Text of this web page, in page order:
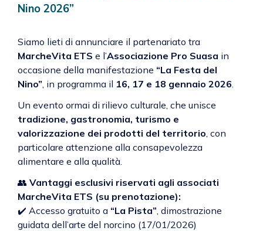
Nino 2026”
Siamo lieti di annunciare il partenariato tra
MarcheVita ETS e l’Associazione Pro Suasa in
occasione della manifestazione “La Festa del
Nino”, in programma il 16, 17 e 18 gennaio 2026.
Un evento ormai di rilievo culturale, che unisce
tradizione, gastronomia, turismo e
valorizzazione dei prodotti del territorio, con
particolare attenzione alla consapevolezza
alimentare e alla qualità.
👥 Vantaggi esclusivi riservati agli associati
MarcheVita ETS (su prenotazione):
✔️ Accesso gratuito a “La Pista”, dimostrazione
guidata dell’arte del norcino (17/01/2026)